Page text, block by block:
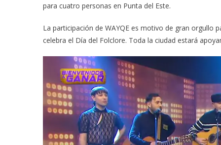
para cuatro personas en Punta del Este.
La participación de WAYQE es motivo de gran orgullo
celebra el Día del Folclore. Toda la ciudad estará